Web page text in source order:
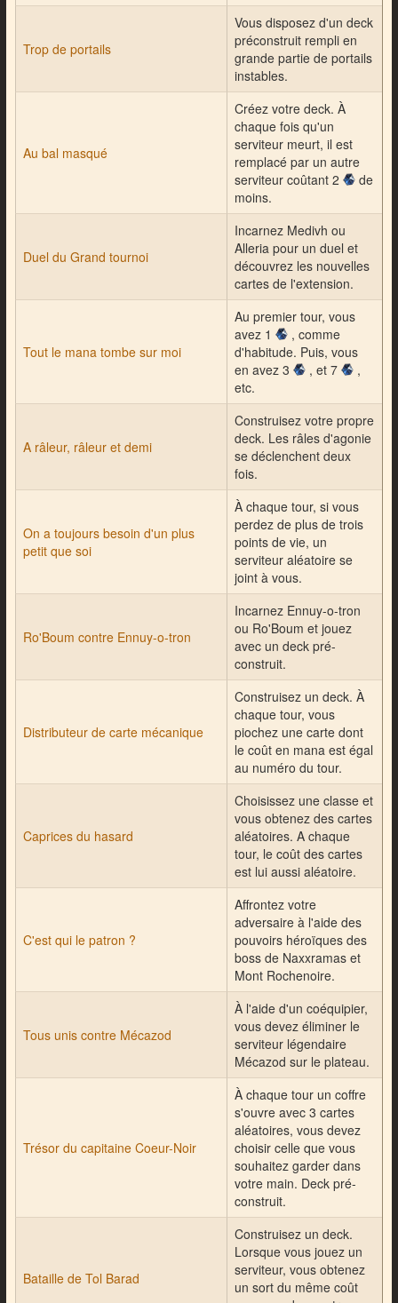
Trop de portails
Vous disposez d'un deck
préconstruit rempli en
grande partie de portails
instables.
Au bal masqué
Créez votre deck. À
chaque fois qu'un
serviteur meurt, il est
remplacé par un autre
serviteur coûtant 2
de
moins.
Duel du Grand tournoi
Incarnez Medivh ou
Alleria pour un duel et
découvrez les nouvelles
cartes de l'extension.
Tout le mana tombe sur moi
Au premier tour, vous
avez 1
, comme
d'habitude. Puis, vous
en avez 3
, et 7
,
etc.
A râleur, râleur et demi
Construisez votre propre
deck. Les râles d'agonie
se déclenchent deux
fois.
On a toujours besoin d'un plus
petit que soi
À chaque tour, si vous
perdez de plus de trois
points de vie, un
serviteur aléatoire se
joint à vous.
Ro'Boum contre Ennuy-o-tron
Incarnez Ennuy-o-tron
ou Ro'Boum et jouez
avec un deck pré-
construit.
Distributeur de carte mécanique
Construisez un deck. À
chaque tour, vous
piochez une carte dont
le coût en mana est égal
au numéro du tour.
Caprices du hasard
Choisissez une classe et
vous obtenez des cartes
aléatoires. A chaque
tour, le coût des cartes
est lui aussi aléatoire.
C'est qui le patron ?
Affrontez votre
adversaire à l'aide des
pouvoirs héroïques des
boss de Naxxramas et
Mont Rochenoire.
Tous unis contre Mécazod
À l'aide d'un coéquipier,
vous devez éliminer le
serviteur légendaire
Mécazod sur le plateau.
Trésor du capitaine Coeur-Noir
À chaque tour un coffre
s'ouvre avec 3 cartes
aléatoires, vous devez
choisir celle que vous
souhaitez garder dans
votre main. Deck pré-
construit.
Bataille de Tol Barad
Construisez un deck.
Lorsque vous jouez un
serviteur, vous obtenez
un sort du même coût